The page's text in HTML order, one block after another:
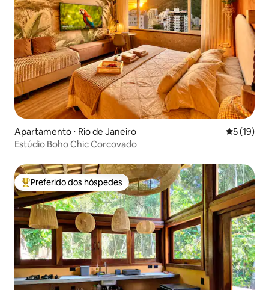
Apartamento ⋅ Rio de Janeiro 5 de uma
5 (19)
Estúdio Boho Chic Corcovado
Entre os melhores preferidos dos hóspedes
Preferido dos hóspedes